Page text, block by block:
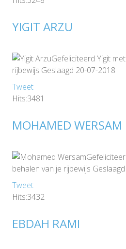
YIGIT ARZU
Gefeliciteerd Yigit
rijbewijs Geslaagd 20-07-2018
Tweet
Hits:3481
MOHAMED WERSAM
behalen van je rijbewijs
Tweet
Hits:3432
EBDAH RAMI